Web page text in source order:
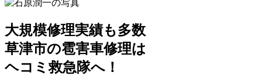
大規模修理実績も多数
草津市の雹害車修理は
ヘコミ救急隊へ！